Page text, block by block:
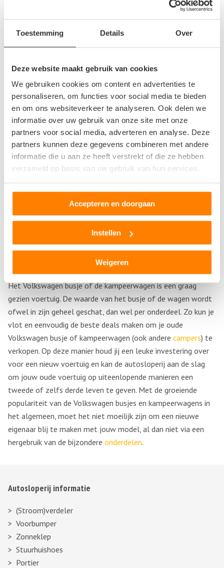
Toestemming Details Over
Deze website maakt gebruik van cookies
We gebruiken cookies om content en advertenties te
personaliseren, om functies voor social media te bieden
en om ons websiteverkeer te analyseren. Ook delen we
informatie over uw gebruik van onze site met onze
partners voor social media, adverteren en analyse. Deze
partners kunnen deze gegevens combineren met andere
informatie die u aan ze heeft verstrekt of die ze hebben
verzameld op basis van uw gebruik van hun services.
Accepteren en doorgaan
Instellen
Weigeren
weer opgeknapt kan worden of dat er specifieke onderdelen
hergebruikt kunnen worden.
Nieuw elan
De Volkswagen busjes en kampeerwagens (T1, T2, T3 en T4)
waren vroeger in overvloed aanwezig op de wegen, ook in
Nederland. Tegenwoordig zijn ze zeldzamer geworden en
daarom populair onder zowel verzamelaars als jongeren. De
autosloperij is erin gespecialiseerd om te kijken wat er nog
van oude modellen gemaakt kan worden. Soms is een
Volkswagen busje of kampeerwagen na enkele kleine of
grotere reparaties weer helemaal rijklaar en geschikt om te
busjes en kampeerwagens soms over zeer specifieke
onderdelen beschikken, kunnen ook de oudste modellen soms
ingezet worden om te strippen voor een ander model. Zo kan
er een nieuw model gesmeed worden dan kan dienen als
unieke verkoop.
Het Volkswagen busje of de kampeerwagen is een graag
gezien voertuig. De waarde van het busje of de wagen wordt
ofwel in zijn geheel geschat, dan wel per onderdeel. Zo kun je
vlot en eenvoudig de beste deals maken om je oude
Volkswagen busje of kampeerwagen (ook andere campers) te
verkopen. Op deze manier houd jij een leuke investering over
voor een nieuw voertuig en kan de autosloperij aan de slag
om jouw oude voertuig op uiteenlopende manieren een
tweede of zelfs derde leven te geven. Met de groeiende
populariteit van de Volkswagen busjes en kampeerwagens in
het algemeen, moet het niet moeilijk zijn om een nieuwe
eigenaar blij te maken met jouw model, al dan niet via een
hergebruik van de bijzondere onderdelen.
Autosloperij informatie
(Stroom)verdeler
Voorbumper
Zonneklep
Stuurhuishoes
Portier